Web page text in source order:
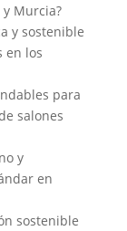
Murcia?
y sostenible
en los
para
salones
y
en
sostenible